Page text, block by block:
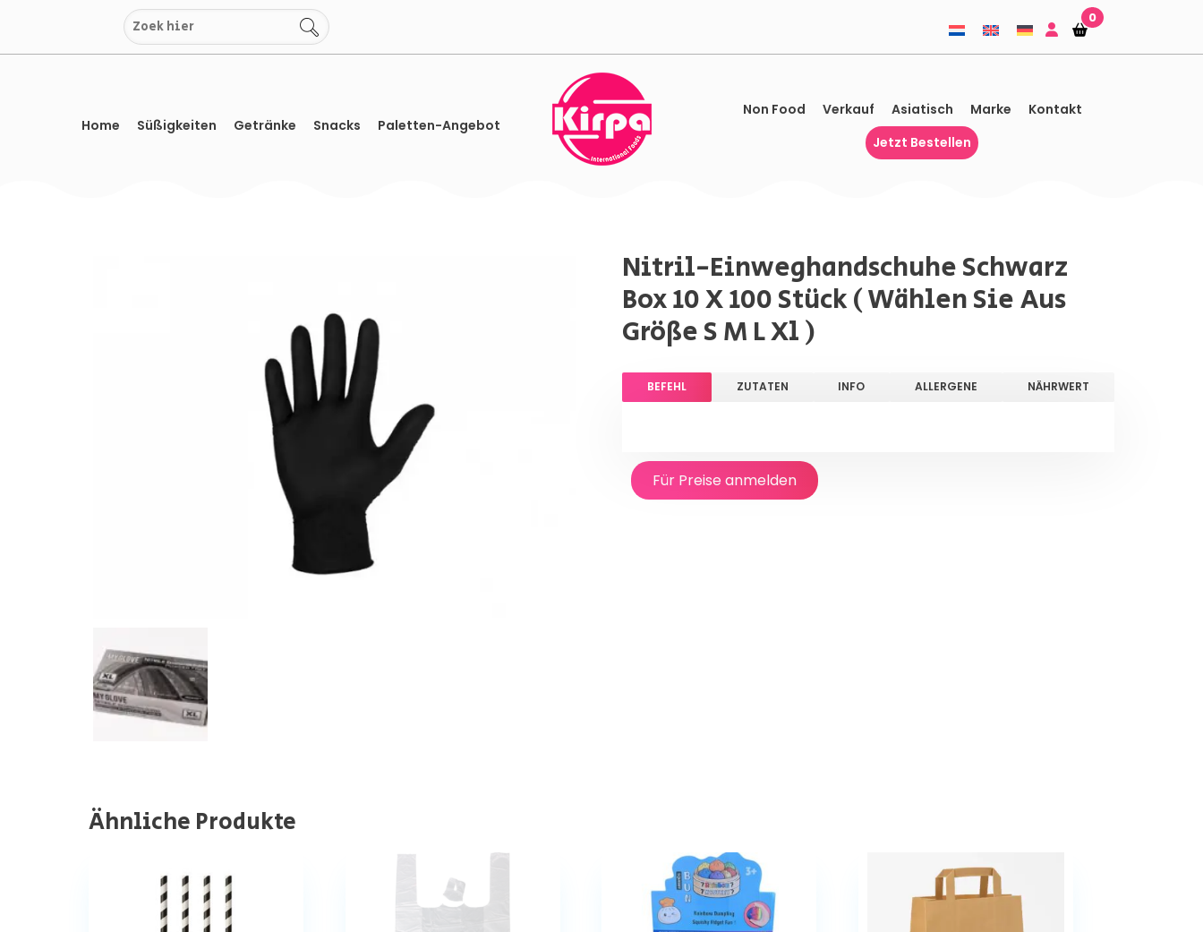
springen
Einkaufskorb
Einkaufskorb
0
Home Süßigkeiten Getränke Snacks Paletten-Angebot
Non Food Verkauf Asiatisch Marke
Kontakt
Jetzt Bestellen
Nitril-Einweghandschuhe Schwarz
Box 10 X 100 Stück ( Wählen Sie Aus
Größe S M L Xl )
BEFEHL ZUTATEN INFO ALLERGENE NÄHRWERT
Für Preise anmelden
Ähnliche Produkte